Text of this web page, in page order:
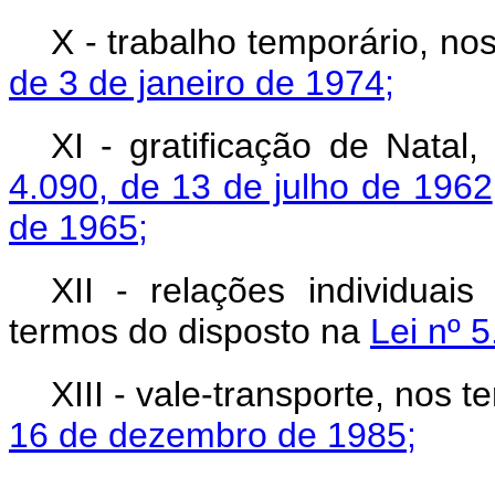
X - trabalho temporário,
de 3 de janeiro de 1974;
XI - gratificação de
4.090, de 13 de julho de 1962
de 1965;
XII - relações
termos do disposto na Lei nº
XIII - vale-transporte, nos
16 de dezembro de 1985;